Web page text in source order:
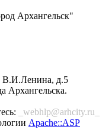
Архангельск"
В.И.Ленина, д.5
Архангельска.
_webhlp@arhcity.ru_
Apache::ASP